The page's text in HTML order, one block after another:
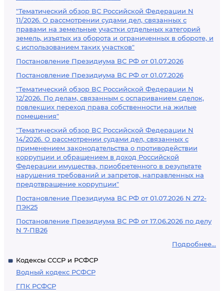
"Тематический обзор ВС Российской Федерации N
11/2026. О рассмотрении судами дел, связанных с
правами на земельные участки отдельных категорий
земель, изъятых из оборота и ограниченных в обороте, и
с использованием таких участков"
Постановление Президиума ВС РФ от 01.07.2026
Постановление Президиума ВС РФ от 01.07.2026
"Тематический обзор ВС Российской Федерации N
12/2026. По делам, связанным с оспариванием сделок,
повлекших переход права собственности на жилые
помещения"
"Тематический обзор ВС Российской Федерации N
14/2026. О рассмотрении судами дел, связанных с
применением законодательства о противодействии
коррупции и обращением в доход Российской
Федерации имущества, приобретенного в результате
нарушения требований и запретов, направленных на
предотвращение коррупции"
Постановление Президиума ВС РФ от 01.07.2026 N 272-
ПЭК25
Постановление Президиума ВС РФ от 17.06.2026 по делу
N 7-ПВ26
Подробнее...
Кодексы СССР и РСФСР
Водный кодекс РСФСР
ГПК РСФСР